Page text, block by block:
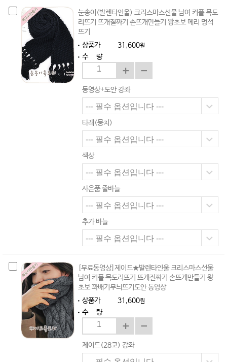
눈송이(발렌타인울) 크리스마스선물 남여 커플 목도
리뜨기 뜨개질짜기 손뜨개만들기 왕초보 메리 멍석
뜨기
상품가
31,600원
수 량
동영상+도안 강좌
타래(뭉치)
색상
사은품 줄바늘
추가 바늘
[무료동영상]제이드★발렌타인울 크리스마스선물
남여 커플 목도리뜨기 뜨개질짜기 손뜨개만들기 왕
초보 꽈배기무늬뜨기도안 동영상
상품가
31,600원
수 량
제이드(28코) 강좌